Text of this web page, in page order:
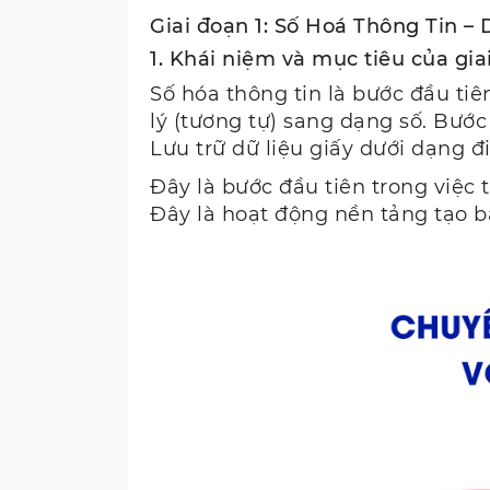
Giai đoạn 1: Số Hoá Thông Tin –
1. Khái niệm và mục tiêu của
Số hóa thông tin là bước đầu
lý (tương tự) sang dạng số.
Lưu trữ dữ liệu giấy dưới dạng
Đây là bước đầu tiên trong việc
Đây là hoạt động nền tảng tạo